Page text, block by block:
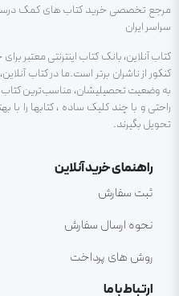
مرجع تخصصی خرید کتاب های کمک درسی
سراسر ایران
کتاب آنلاین، بانک کتاب اینترنتی
کنکور از ناشران برتر است.ما در کتاب
به وضعیت تحصیلیشان، مناسب‌ترین کتاب
راحتی و با چند کلیک ساده ، کتابها را
تحویل بگیرند.
راهنمای خرید آنلاین
ثبت سفارش
نحوه ارسال سفارش
روش های پرداخت
ارتباط با ما